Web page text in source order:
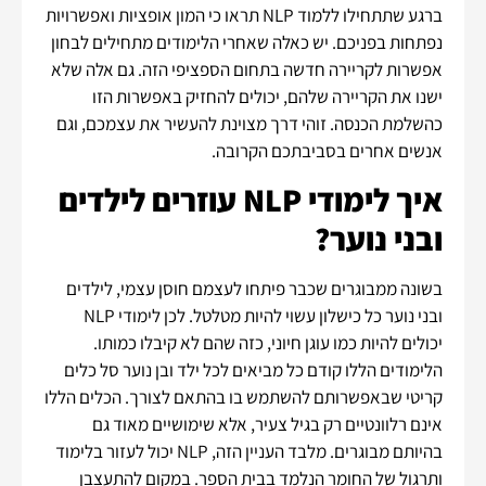
ברגע שתתחילו ללמוד NLP תראו כי המון אופציות ואפשרויות
נפתחות בפניכם. יש כאלה שאחרי הלימודים מתחילים לבחון
אפשרות לקריירה חדשה בתחום הספציפי הזה. גם אלה שלא
ישנו את הקריירה שלהם, יכולים להחזיק באפשרות הזו
כהשלמת הכנסה. זוהי דרך מצוינת להעשיר את עצמכם, וגם
אנשים אחרים בסביבתכם הקרובה.
איך לימודי NLP עוזרים לילדים
ובני נוער?
בשונה ממבוגרים שכבר פיתחו לעצמם חוסן עצמי, לילדים
ובני נוער כל כישלון עשוי להיות מטלטל. לכן לימודי NLP
יכולים להיות כמו עוגן חיוני, כזה שהם לא קיבלו כמותו.
הלימודים הללו קודם כל מביאים לכל ילד ובן נוער סל כלים
קריטי שבאפשרותם להשתמש בו בהתאם לצורך. הכלים הללו
אינם רלוונטיים רק בגיל צעיר, אלא שימושיים מאוד גם
בהיותם מבוגרים. מלבד העניין הזה, NLP יכול לעזור בלימוד
ותרגול של החומר הנלמד בבית הספר. במקום להתעצבן